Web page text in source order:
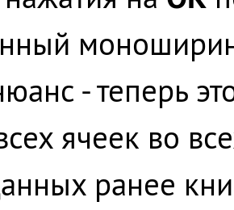
- теперь
ячеек во
ранее